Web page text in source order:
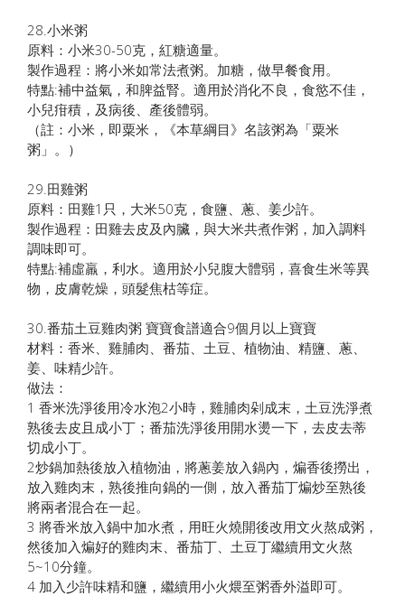
28.小米粥
原料：小米30-50克，紅糖適量。
製作過程：將小米如常法煮粥。加糖，做早餐食用。
特點:補中益氣，和脾益腎。適用於消化不良，食慾不佳，
小兒疳積，及病後、產後體弱。
（註：小米，即粟米，《本草綱目》名該粥為「粟米
粥」。）
29.田雞粥
原料：田雞1只，大米50克，食鹽、蔥、姜少許。
製作過程：田雞去皮及內臟，與大米共煮作粥，加入調料
調味即可。
特點:補虛羸，利水。適用於小兒腹大體弱，喜食生米等異
物，皮膚乾燥，頭髮焦枯等症。
30.番茄土豆雞肉粥 寶寶食譜適合9個月以上寶寶
材料：香米、雞脯肉、番茄、土豆、植物油、精鹽、蔥、
姜、味精少許。
做法：
1 香米洗淨後用冷水泡2小時，雞脯肉剁成末，土豆洗淨煮
熟後去皮且成小丁；番茄洗淨後用開水燙一下，去皮去蒂
切成小丁。
2炒鍋加熱後放入植物油，將蔥姜放入鍋內，煸香後撈出，
放入雞肉末，熟後推向鍋的一側，放入番茄丁煸炒至熟後
將兩者混合在一起。
3 將香米放入鍋中加水煮，用旺火燒開後改用文火熬成粥，
然後加入煸好的雞肉末、番茄丁、土豆丁繼續用文火熬
5~10分鐘。
4 加入少許味精和鹽，繼續用小火煨至粥香外溢即可。